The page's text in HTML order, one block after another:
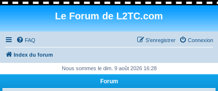
Le Forum de L2TC.com
FAQ Connexion
S’enregistrer
Index du forum
Nous sommes le dim. 9 août 2026 16:28
Forum